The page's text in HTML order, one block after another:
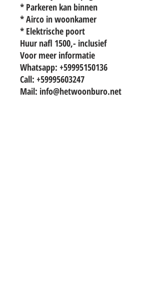
* Parkeren kan binnen
* Airco in woonkamer
* Elektrische poort
Huur nafl 1500,- inclusief
Voor meer informatie
Whatsapp: +59995150136
Call: +59995603247
Mail: info@hetwoonburo.net